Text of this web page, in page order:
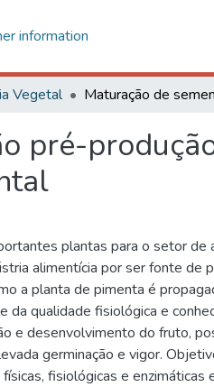
information
Vegetal
pré-
plantas para o setor de
alimentícia por ser fonte de
a planta de pimenta é
da qualidade fisiológica e
e desenvolvimento do fruto,
germinação e vigor.
fisiológicas e enzimáticas